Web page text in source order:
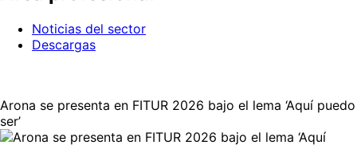
Noticias del sector
Descargas
Arona se presenta en FITUR 2026 bajo el lema ‘Aquí puedo
ser’